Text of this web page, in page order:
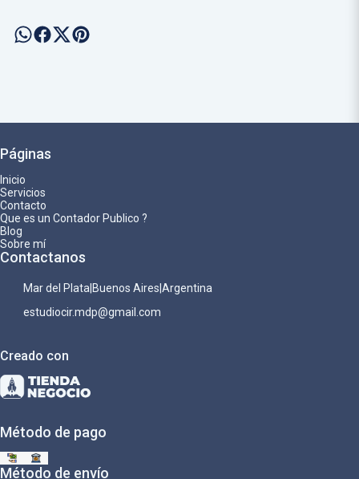
Páginas
Inicio
Servicios
Contacto
Que es un Contador Publico ?
Blog
Sobre mí
Contactanos
Mar del Plata|Buenos Aires|Argentina
estudiocir.mdp@gmail.com
Creado con
Método de pago
Método de envío